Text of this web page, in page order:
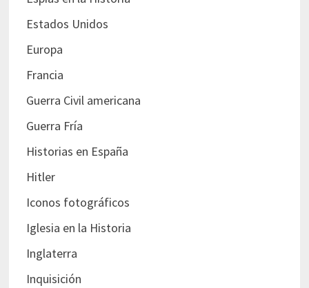
Estados Unidos
Europa
Francia
Guerra Civil americana
Guerra Fría
Historias en España
Hitler
Iconos fotográficos
Iglesia en la Historia
Inglaterra
Inquisición